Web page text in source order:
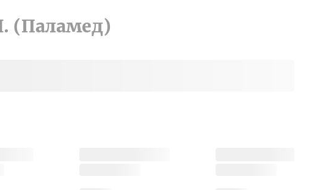
(Паламед)